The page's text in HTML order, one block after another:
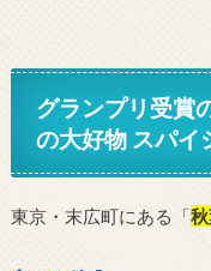
グランプリ受賞
の大好物 スパイ
東京・末広町にある「